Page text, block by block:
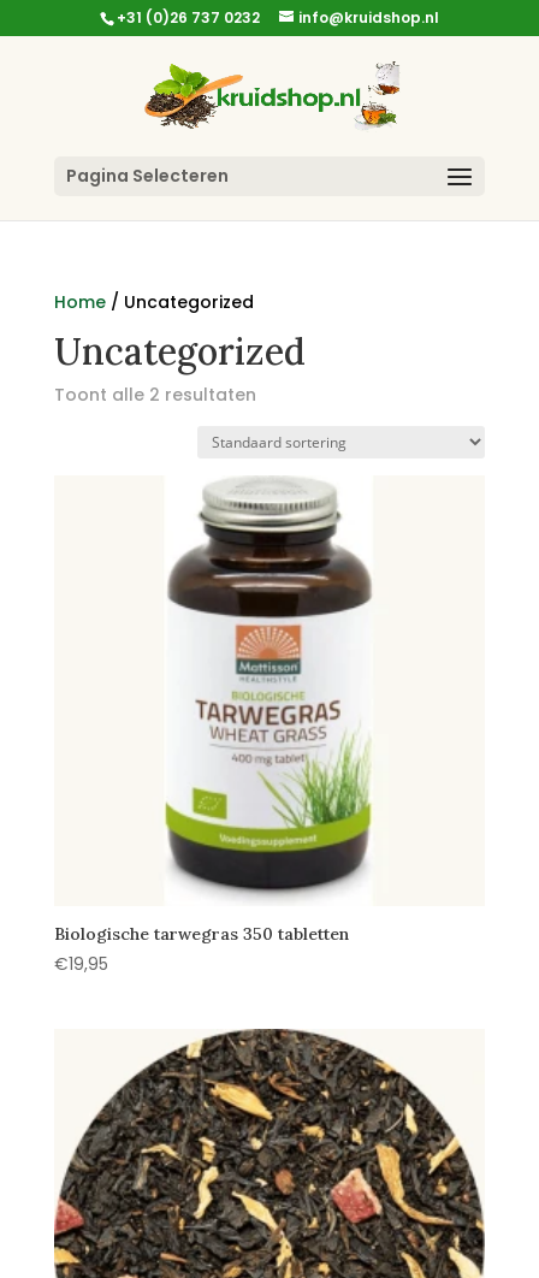
+31 (0)26 737 0232 info@kruidshop.nl
Pagina Selecteren
Home/ Uncategorized
Uncategorized
Toont alle 2 resultaten
Biologische tarwegras 350 tabletten
€19,95